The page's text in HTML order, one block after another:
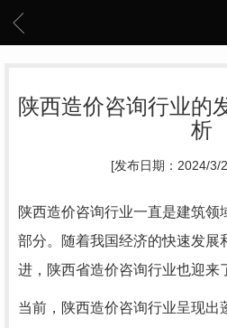
陕西造价咨询行业的
析
[发布日期：2024/3/
陕西造价咨询行业一直是建筑领
部分。随着我国经济的快速发展
进，陕西省造价咨询行业也迎来
当前，陕西造价咨询行业呈现出